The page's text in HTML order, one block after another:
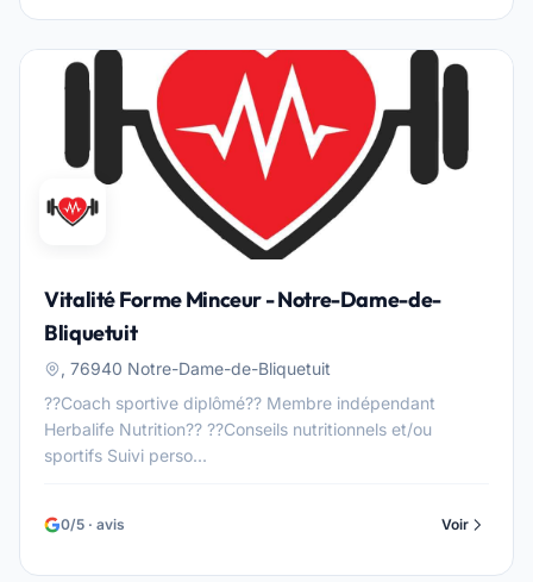
Vitalité Forme Minceur - Notre-Dame-de-
Bliquetuit
, 76940 Notre-Dame-de-Bliquetuit
??Coach sportive diplômé?? Membre indépendant
Herbalife Nutrition?? ??Conseils nutritionnels et/ou
sportifs Suivi perso...
0/5 · avis Voir